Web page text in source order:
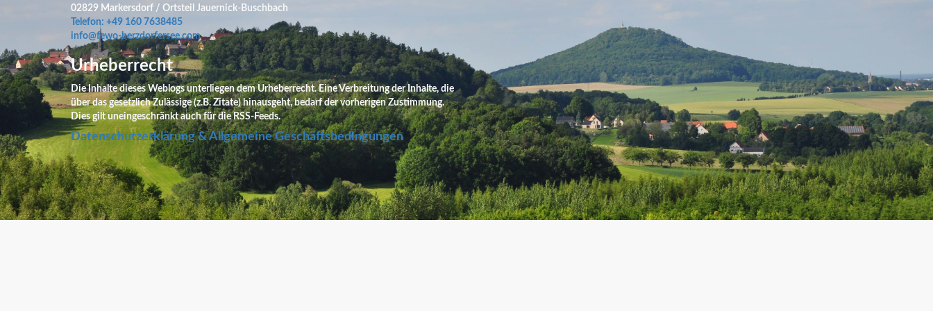
02829 Markersdorf / Ortsteil Jauernick-Buschbach
Telefon: +49 160 7638485
info@fewo-berzdorfersee.com
Urheberrecht
Die Inhalte dieses Weblogs unterliegen dem Urheberrecht. Eine Verbreitung der Inhalte, die
über das gesetzlich Zulässige (z.B. Zitate) hinausgeht, bedarf der vorherigen Zustimmung.
Dies gilt uneingeschränkt auch für die RSS-Feeds.
Datenschutzerklärung & Allgemeine Geschäftsbedingungen